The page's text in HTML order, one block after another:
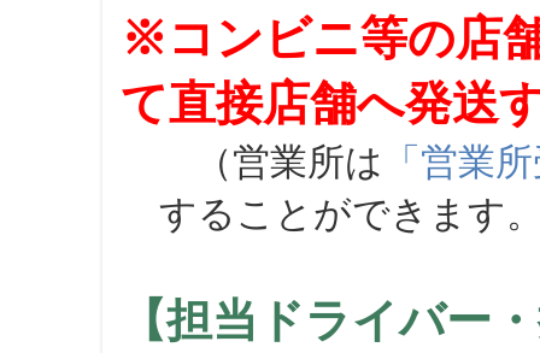
※コンビニ等の店
て直接店舗へ発送
（営業所は 「営業
することができます
【担当ドライバー